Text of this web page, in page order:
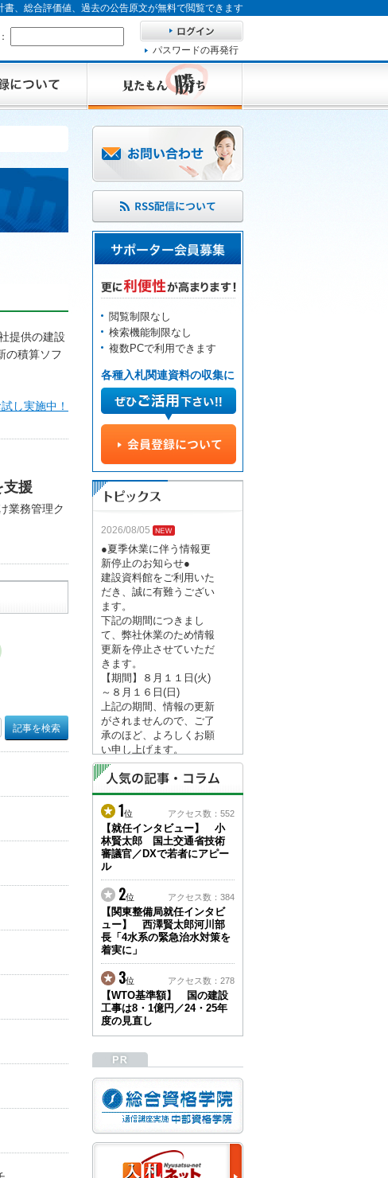
、総合評価値、過去の公告原文が無料で閲覧できます
パスワードの再発行
提供の建設
の積算ソフ
し実施中！
支援
業務管理ク
閲覧制限なし
検索機能制限なし
複数PCで利用できます
各種入札関連資料の収集に
2026/08/05
●夏季休業に伴う情報更
新停止のお知らせ●
建設資料館をご利用いた
だき、誠に有難うござい
ます。
下記の期間につきまし
て、弊社休業のため情報
更新を停止させていただ
きます。
【期間】８月１１日(火)
～８月１６日(日)
上記の期間、情報の更新
がされませんので、ご了
承のほど、よろしくお願
い申し上げます。
なお、情報は８月１７日
(月)より登録されます。
2026/04/23
●ゴールデンウィークに
伴う情報更新停止のお知
らせ(05/02～05/10)●
ユーザー各位
建設資料館をご利用いた
だき、誠に有難うござい
ます。
下記の期間につきまし
て、弊社休業のため情報
更新を停止させていただ
きます。
【期間】５月２日(土)～
５月１０日(日)
上記の期間、情報の更新
がされませんので、ご了
い申し上げます。
から通常通り運営いたし
ます。
2025/12/22
●年末年始に伴う情報更
新停止のお知らせ●
1位 アクセス数：552
【就任インタビュー】 小
林賢太郎 国土交通省技術
審議官／DXで若者にアピー
ル
2位 アクセス数：384
【関東整備局就任インタビ
ュー】 西澤賢太郎河川部
長「4水系の緊急治水対策を
着実に」
3位 アクセス数：278
【WTO基準額】 国の建設
工事は8・1億円／24・25年
度の見直し